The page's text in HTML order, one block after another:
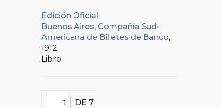
Edición Oficial
Buenos Aires, Compañía Sud-
Americana de Billetes de Banco,
1912
Libro
DE 7